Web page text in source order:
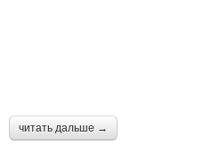
читать дальше →